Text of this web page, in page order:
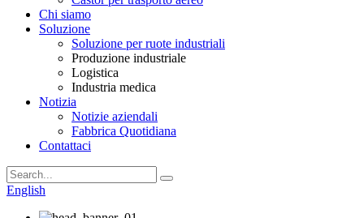
Chi siamo
Soluzione
Soluzione per ruote industriali
Produzione industriale
Logistica
Industria medica
Notizia
Notizie aziendali
Fabbrica Quotidiana
Contattaci
English